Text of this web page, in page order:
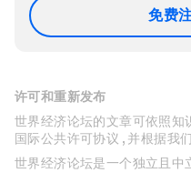
免费
许可和重新发布
世界经济论坛的文章可依照
国际公共许可协议 , 并根据我
世界经济论坛是一个独立且中